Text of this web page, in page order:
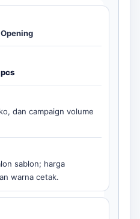
dan campaign volume
sablon; harga
warna cetak.